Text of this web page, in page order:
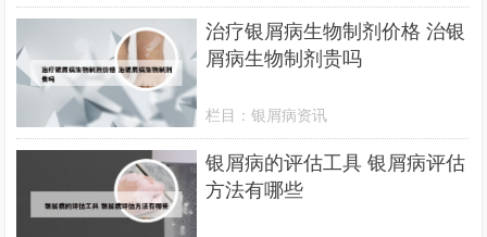
治疗银屑病生物制剂价格 治银
屑病生物制剂贵吗
栏目：银屑病资讯
银屑病的评估工具 银屑病评估
方法有哪些